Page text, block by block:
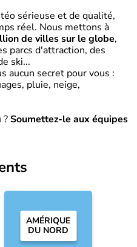
sérieuse et de qualité,
réel. Nous mettons à
de villes sur le globe,
parcs d'attraction, des
ski...
aucun secret pour vous :
pluie, neige,
?Soumettez-le aux équipes
AMÉRIQUE
DU NORD